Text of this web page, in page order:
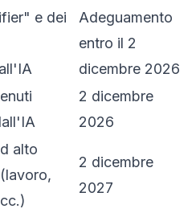
e dei
Adeguamento
entro il 2
dicembre 2026
2 dicembre
2026
alto
2 dicembre
2027